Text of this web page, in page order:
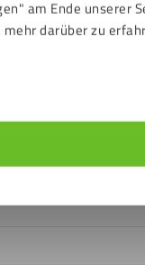
am Ende unserer
darüber zu